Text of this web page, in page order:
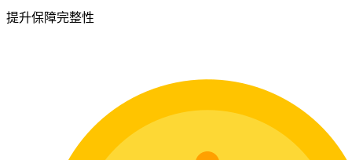
提升保障完整性